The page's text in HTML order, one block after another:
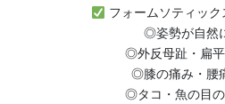
フォームソティック
◎姿勢が自然
◎外反母趾・扁
◎膝の痛み・腰
◎タコ・魚の目